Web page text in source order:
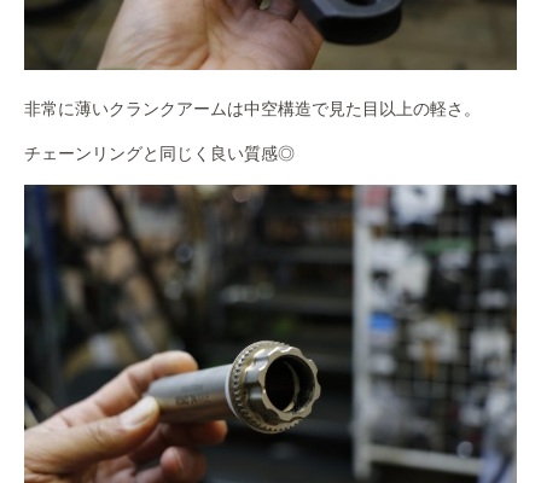
非常に薄いクランクアームは中空構造で見た目以上の軽さ。
チェーンリングと同じく良い質感◎